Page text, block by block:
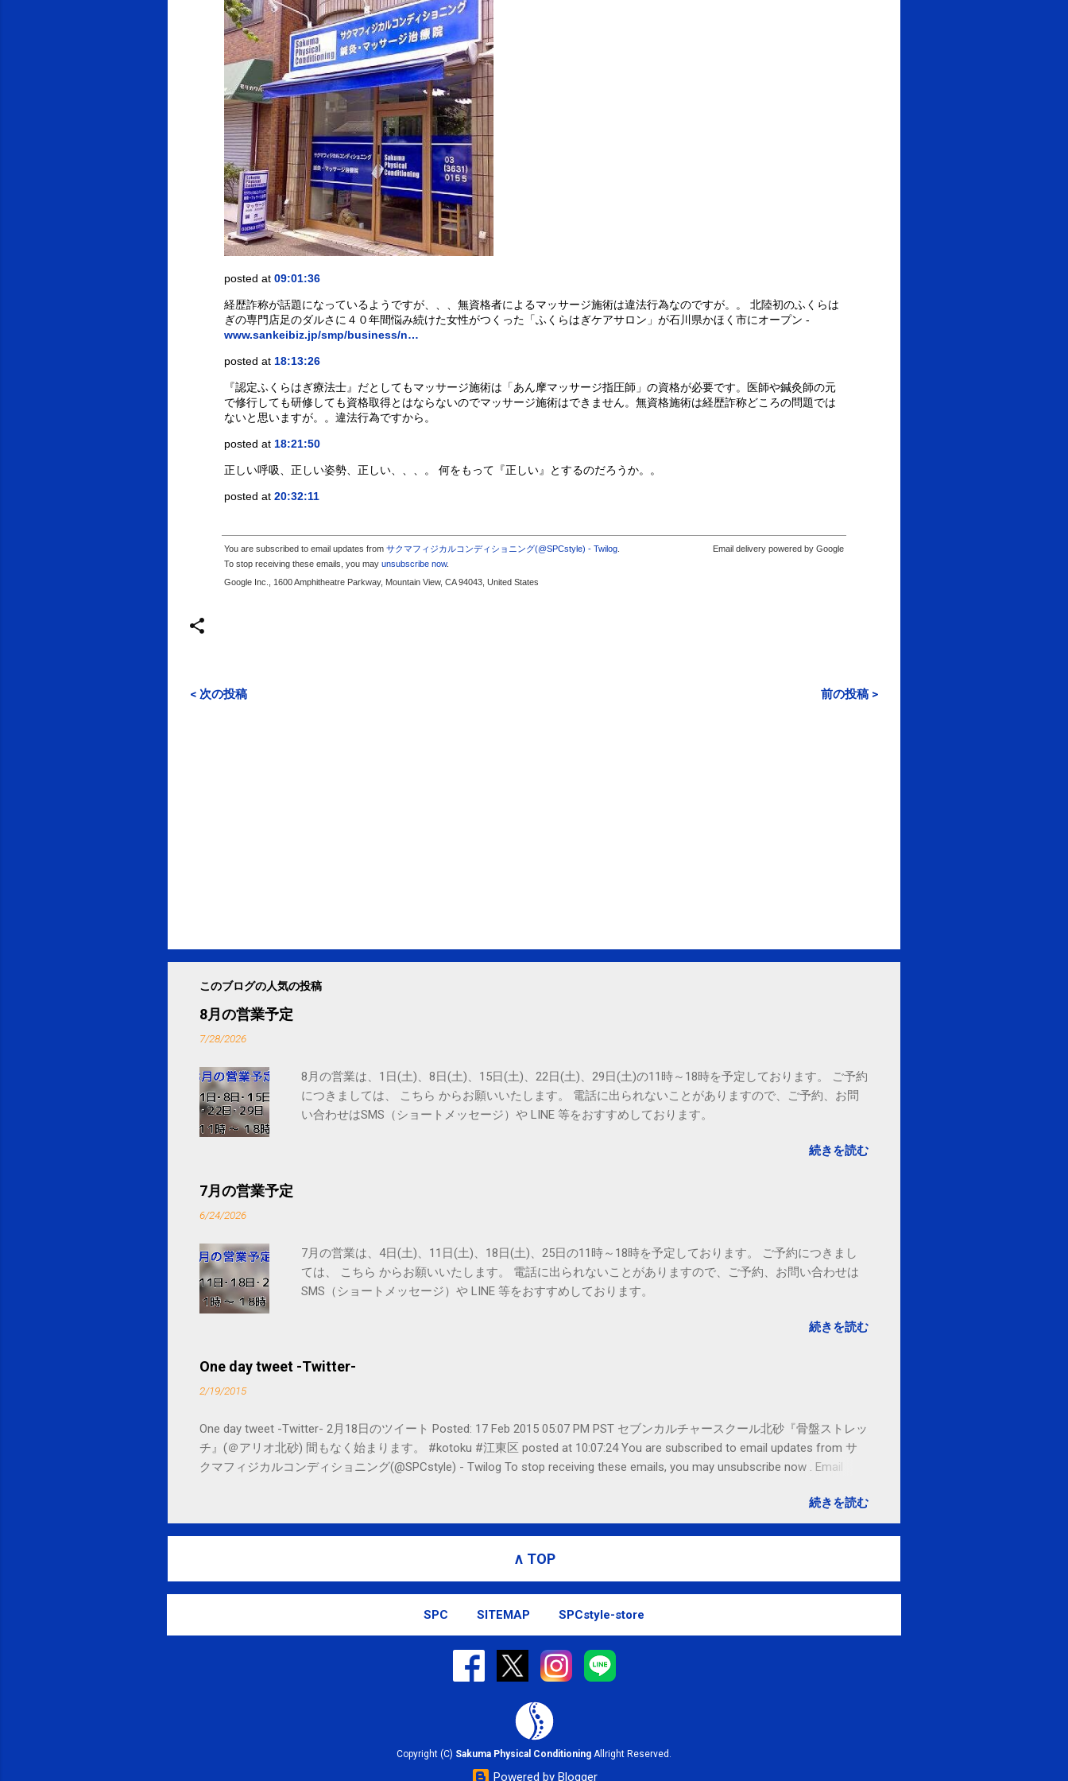
posted at 09:01:36
経歴詐称が話題になっているようですが、、、無資格者によるマッサージ施術は違法行為なのですが。。 北陸初のふくらは
ぎの専門店足のダルさに４０年間悩み続けた女性がつくった「ふくらはぎケアサロン」が石川県かほく市にオープン -
www.sankeibiz.jp/smp/business/n…
posted at 18:13:26
『認定ふくらはぎ療法士』だとしてもマッサージ施術は「あん摩マッサージ指圧師」の資格が必要です。医師や鍼灸師の元
で修行しても研修しても資格取得とはならないのでマッサージ施術はできません。無資格施術は経歴詐称どころの問題では
ないと思いますが。。違法行為ですから。
posted at 18:21:50
正しい呼吸、正しい姿勢、正しい、、、。 何をもって『正しい』とするのだろうか。。
posted at 20:32:11
You are subscribed to email updates from サクマフィジカルコンディショニング(@SPCstyle) - Twilog
To stop receiving these emails, you may unsubscribe now.
Email delivery powered by Google
Google Inc., 1600 Amphitheatre Parkway, Mountain View, CA 94043, United States
< 次の投稿 前の投稿 >
このブログの人気の投稿
8月の営業予定
7/28/2026
8月の営業は、1日(土)、8日(土)、15日(土)、22日(土)、29日(土)の11時～18時を予定しております。 ご予約
につきましては、 こちら からお願いいたします。 電話に出られないことがありますので、ご予約、お問
い合わせはSMS（ショートメッセージ）や LINE 等をおすすめしております。
続きを読む
7月の営業予定
6/24/2026
7月の営業は、4日(土)、11日(土)、18日(土)、25日の11時～18時を予定しております。 ご予約につきまし
ては、 こちら からお願いいたします。 電話に出られないことがありますので、ご予約、お問い合わせは
SMS（ショートメッセージ）や LINE 等をおすすめしております。
続きを読む
One day tweet -Twitter-
2/19/2015
One day tweet -Twitter- 2月18日のツイート Posted: 17 Feb 2015 05:07 PM PST セブンカルチャースクール北砂『骨盤ストレッ
チ』(＠アリオ北砂) 間もなく始まります。 #kotoku #江東区 posted at 10:07:24 You are subscribed to email updates from サ
クマフィジカルコンディショニング(@SPCstyle) - Twilog To stop receiving these emails, you may unsubscribe now . Email
続きを読む
∧ TOP
SPC SITEMAP SPCstyle-store
Copyright (C) Sakuma Physical Conditioning Allright Reserved.
Powered by Blogger